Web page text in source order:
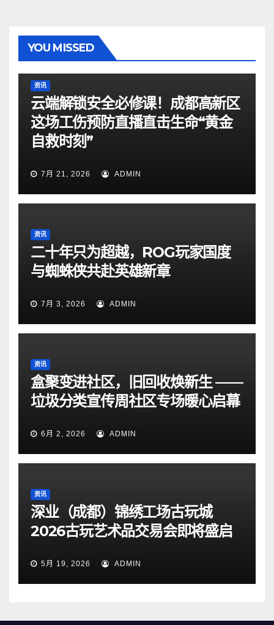
YOU MISSED
资讯
云端解锁安全必修课！成都高新区
这场工伤预防直播直击生命“黄金
自救时刻”
7月 21, 2026 ADMIN
资讯
二十年只为超越，ROG玩家国度
与蜘蛛侠共赴英雄新章
7月 3, 2026 ADMIN
资讯
盒聚变进社区，旧回收焕新生 ——
垃圾分类宣传周社区专场暖心启幕
6月 2, 2026 ADMIN
资讯
深业（成都）锦绣工场古玩城
2026古玩艺术品交易会即将盛启
5月 19, 2026 ADMIN